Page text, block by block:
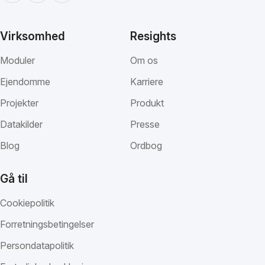
Virksomhed
Moduler
Ejendomme
Projekter
Datakilder
Blog
Resights
Om os
Karriere
Produkt
Presse
Ordbog
Gå til
Cookiepolitik
Forretningsbetingelser
Persondatapolitik